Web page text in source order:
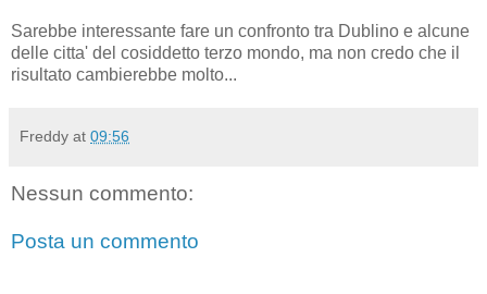
Sarebbe interessante fare un confronto tra Dublino e alcune
delle citta' del cosiddetto terzo mondo, ma non credo che il
risultato cambierebbe molto...
Freddy at 09:56
Nessun commento:
Posta un commento